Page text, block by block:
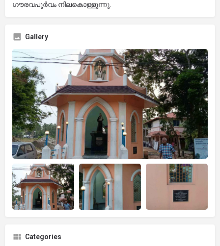
ഗൗരവപൂർവം നിലകൊള്ളുന്നു.
Gallery
Categories